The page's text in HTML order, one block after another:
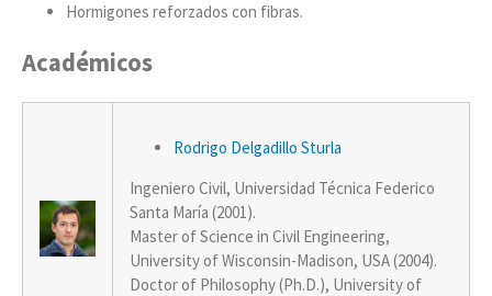
Hormigones reforzados con fibras.
Académicos
Rodrigo Delgadillo Sturla
Ingeniero Civil, Universidad Técnica Federico
Santa María (2001).
Master of Science in Civil Engineering,
University of Wisconsin-Madison, USA (2004).
Doctor of Philosophy (Ph.D.), University of